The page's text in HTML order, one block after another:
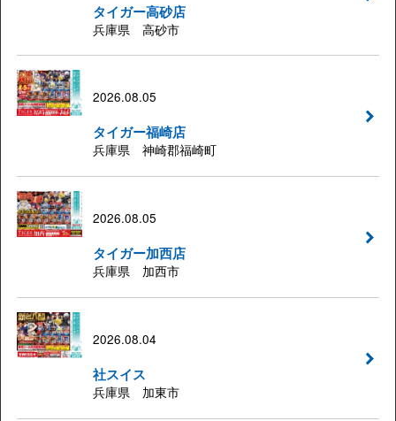
タイガー高砂店
兵庫県 高砂市
2026.08.05
タイガー福崎店
兵庫県 神崎郡福崎町
2026.08.05
タイガー加西店
兵庫県 加西市
2026.08.04
社スイス
兵庫県 加東市